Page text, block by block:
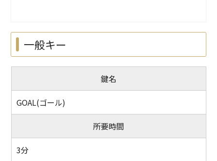
一般キー
鍵名
GOAL(ゴール)
所要時間
3分